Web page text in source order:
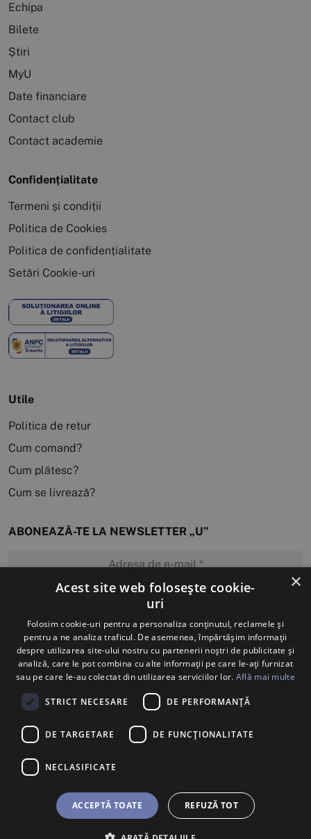
Echipa
Bilete
Știri
MyU
Date financiare
Contact club
Contact academie
Confidențialitate
Termeni și condiții
Politica de Cookies
Politica de confidențialitate
Setări Cookie-uri
Utile
Politica de retur
Cum comand?
Cum plătesc?
Cum se livrează?
ABONEAZĂ-TE LA NEWSLETTER „U”
MĂ ABONEZ
×
Acest site web folosește cookie-
uri
Folosim cookie-uri pentru a personaliza conținutul, reclamele și
pentru a ne analiza traficul. De asemenea, împărtășim informații
despre utilizarea site-ului nostru cu partenerii noștri de publicitate și
analiză, care le pot combina cu alte informații pe care le-ați furnizat
sau pe care le-au colectat din utilizarea serviciilor lor. Află mai multe
STRICT NECESARE DE PERFORMANȚĂ
DE TARGETARE DE FUNCŢIONALITATE
NECLASIFICATE
ACCEPTĂ TOATE REFUZĂ TOT